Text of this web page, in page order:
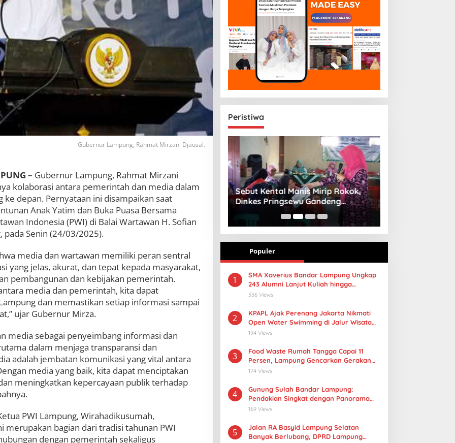
Gubernur Lampung, Rahmat Mirzani Djausal.
– Gubernur Lampung, Rahmat Mirzani
kolaborasi antara pemerintah dan media dalam
depan. Pernyataan ini disampaikan saat
Anak Yatim dan Buka Puasa Bersama
Indonesia (PWI) di Balai Wartawan H. Sofian
pada Senin (24/03/2025).
media dan wartawan memiliki peran sentral
yang jelas, akurat, dan tepat kepada masyarakat,
pembangunan dan kebijakan pemerintah.
media dan pemerintah, kita dapat
dan memastikan setiap informasi sampai
ujar Gubernur Mirza.
media sebagai penyeimbang informasi dan
dalam menjaga transparansi dan
adalah jembatan komunikasi yang vital antara
media yang baik, kita dapat menciptakan
meningkatkan kepercayaan publik terhadap
PWI Lampung, Wirahadikusumah,
merupakan bagian dari tradisi tahunan PWI
dengan pemerintah sekaligus
Peristiwa
BBWS Mesuji Sekampung Pastikan
Pengaman Pantai Mandiri Sejati
Penuhi Standar Mutu
Sebut Kental Manis Mirip Rokok,
Dinkes Pringsewu Gandeng
Aisyiyah Desak Regulasi Gizi Anak
Populer
1
SMA Xaverius Bandar Lampung Ungkap
243 Alumni Lanjut Kuliah hingga
Mancanegara
336 Views
2
KPAPL Ajak Perenang Jakarta Nikmati
Open Water Swimming di Jalur Wisata
Lampung
194 Views
3
Food Waste Rumah Tangga Capai 11
Persen, Lampung Gencarkan Gerakan
Selamatan Pangan
174 Views
4
Gunung Sulah Bandar Lampung:
Pendakian Singkat dengan Panorama
Kota yang Memukau
169 Views
5
Jalan RA Basyid Lampung Selatan
Banyak Berlubang, DPRD Lampung